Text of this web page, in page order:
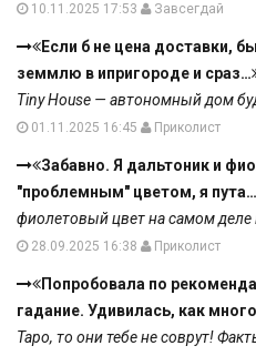
10.11.2025 17:53 Завсегдай
Если б не цена доставки,
земмлю в ипригороде и сраз…
Tiny House — автономный дом
01.11.2025 16:45 Приколист
Забавно. Я дальтоник и
"проблемным" цветом, я пута…
фиолетовый цвет на самом деле
28.09.2025 16:38 Приколист
Попробовала по
гадание. Удивилась, как
Таро, то они тебе не соврут!